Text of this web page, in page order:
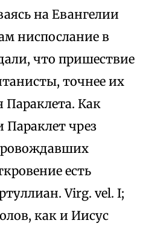
на Евангелии
ниспослание в
что пришествие
точнее их
Как
чрез
есть
Virg. vel. I;
как и Иисус